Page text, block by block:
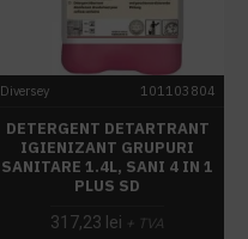
Diversey 101103804
DETERGENT DETARTRANT
IGIENIZANT GRUPURI
SANITARE 1.4L, SANI 4 IN 1
PLUS SD
317,23 lei + TVA